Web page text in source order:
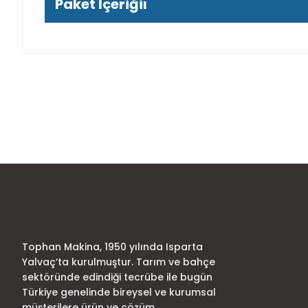
Paket İçeriğiı
Ürün bilgilerinde hatalar bulunuyor.
Tophan Makina, 1950 yılında Isparta
Yalvaç’ta kurulmuştur. Tarım ve bahçe
sektöründe edindiği tecrübe ile bugün
Türkiye genelinde bireysel ve kurumsal